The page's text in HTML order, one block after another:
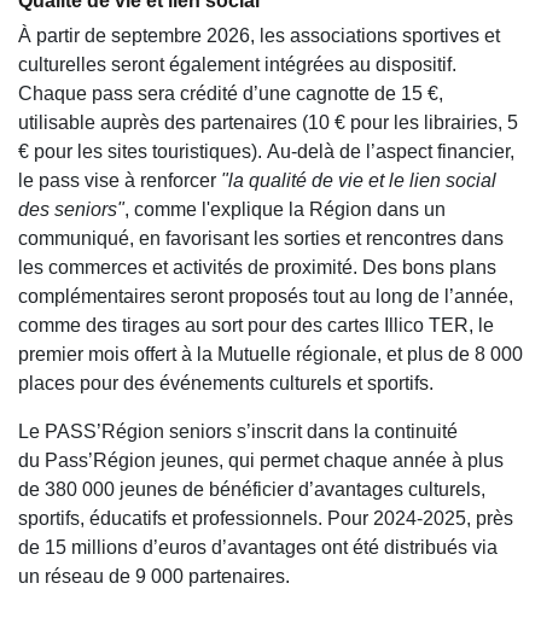
À partir de septembre 2026, les associations sportives et
culturelles seront également intégrées au dispositif.
Chaque pass sera crédité d’une cagnotte de 15 €,
utilisable auprès des partenaires (10 € pour les librairies, 5
€ pour les sites touristiques). Au-delà de l’aspect financier,
le pass vise à renforcer "la qualité de vie et le lien social
des seniors", comme l'explique la Région dans un
communiqué, en favorisant les sorties et rencontres dans
les commerces et activités de proximité. Des bons plans
complémentaires seront proposés tout au long de l’année,
comme des tirages au sort pour des cartes Illico TER, le
premier mois offert à la Mutuelle régionale, et plus de 8 000
places pour des événements culturels et sportifs.
Le PASS’Région seniors s’inscrit dans la continuité
du Pass’Région jeunes, qui permet chaque année à plus
de 380 000 jeunes de bénéficier d’avantages culturels,
sportifs, éducatifs et professionnels. Pour 2024-2025, près
de 15 millions d’euros d’avantages ont été distribués via
un réseau de 9 000 partenaires.